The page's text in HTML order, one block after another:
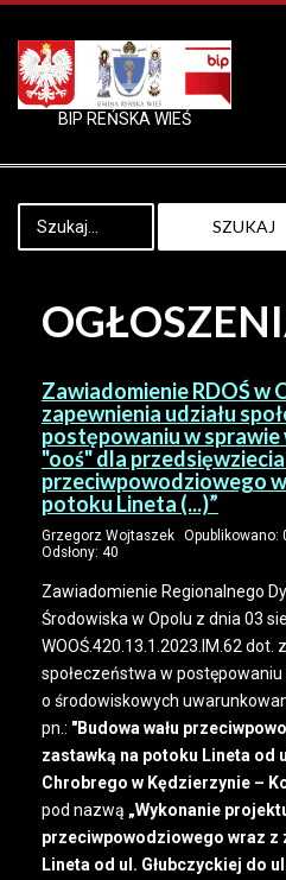
BIP REŃSKA WIEŚ
SZUKAJ
Zawiadomienie RDOŚ w
zapewnienia udziału
postępowaniu w
"ooś" dla przedsięwziecia
przeciwpowodziowego
potoku Lineta (...)”
Grzegorz Wojtaszek Opublikowano:
Odsłony: 40
Zawiadomienie Regionalnego
Środowiska w Opolu z dnia 03
WOOŚ.420.13.1.2023.IM.62 dot.
społeczeństwa w
o środowiskowych
pn.: "Budowa wału
zastawką na potoku Lineta od
Chrobrego w Kędzierzynie –
pod nazwą „Wykonanie
przeciwpowodziowego wraz z
Lineta od ul. Głubczyckiej do